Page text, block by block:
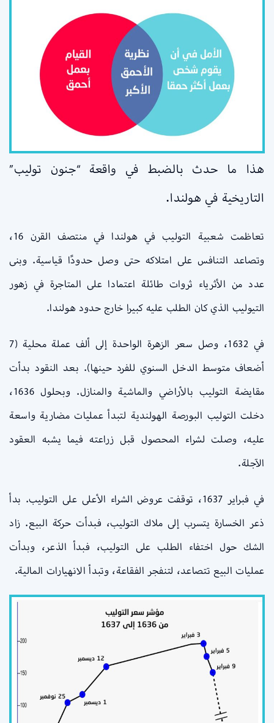
هذا ما حدث بالضبط في واقعة “جنون توليب”
التاريخية في هولندا.
تعاظمت شعبية التوليب في هولندا في منتصف القرن 16،
وتصاعد التنافس على امتلاكه حتى وصل حدودًا قياسية. وبنى
عدد من الأثرياء ثروات طائلة اعتمادا على المتاجرة في زهور
التيوليب الذي كان الطلب عليه كبيرا خارج حدود هولندا.
في 1632، وصل سعر الزهرة الواحدة إلى ألف عملة محلية (7
أضعاف متوسط الدخل السنوي للفرد حينها). بعد النقود بدأت
مقايضة التوليب بالأراضي والماشية والمنازل. وبحلول 1636،
دخلت التوليب البورصة الهولندية لتبدأ عمليات مضارية واسعة
عليه، وصلت لشراء المحصول قبل زراعته فيما يشبه العقود
الآجلة.
في فبراير 1637، توقفت عروض الشراء الأعلى على التوليب. بدأ
ذعر الخسارة يتسرب إلى ملاك التوليب، فبدأت حركة البيع. زاد
الشك حول اختفاء الطلب على التوليب، فبدأ الذعر، وبدأت
عمليات البيع تتصاعد، لتنفجر الفقاعة، وتبدأ الانهيارات المالية.